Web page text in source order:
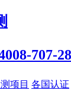
707-
项目 各国认证